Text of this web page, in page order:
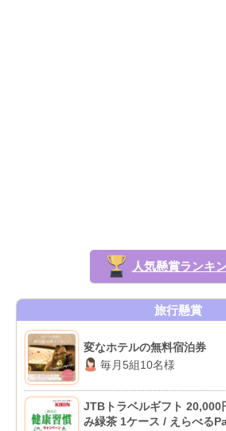
人気懸賞ランキ
旅行懸賞
変なホテルの無料宿泊券
毎月5組10名様
JTBトラベルギフト 20,000
み緑茶 1ケース / えらべる